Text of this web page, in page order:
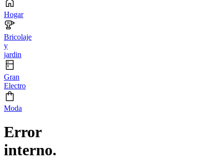
Hogar
Bricolaje
y
jardin
Gran
Electro
Moda
Error
interno.